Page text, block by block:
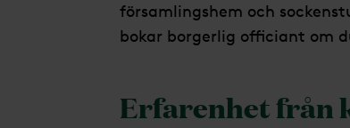
församlingshem och
bokar borgerlig officiant om
Erfarenhet från